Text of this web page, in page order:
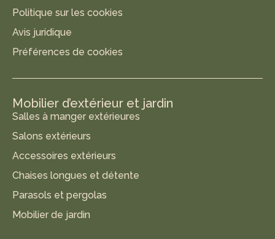
Politique sur les cookies
Avis juridique
Préférences de cookies
Mobilier d’extérieur et jardin
Salles à manger extérieures
Salons extérieurs
Accessoires extérieurs
Chaises longues et détente
Parasols et pergolas
Mobilier de jardin